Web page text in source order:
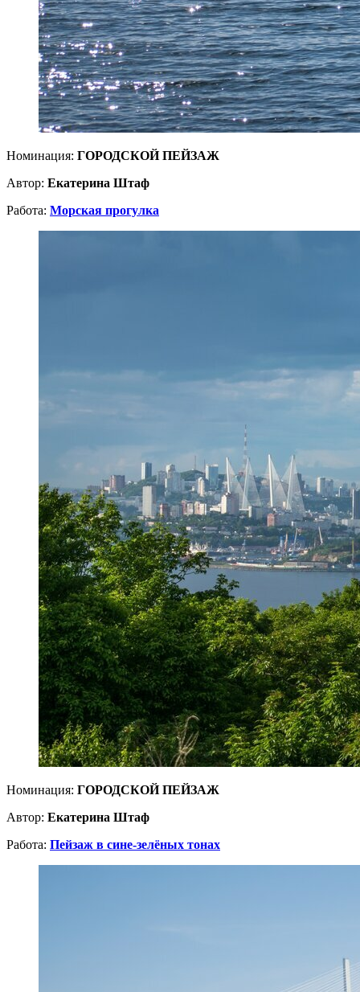
Номинация: ГОРОДСКОЙ ПЕЙЗАЖ
Автор: Екатерина Штаф
Работа: Морская прогулка
Номинация: ГОРОДСКОЙ ПЕЙЗАЖ
Автор: Екатерина Штаф
Работа: Пейзаж в сине-зелёных тонах